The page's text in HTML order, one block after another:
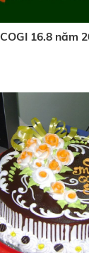
16.8 năm